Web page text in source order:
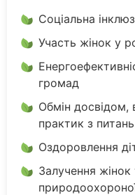
Соціальна
Участь жінок у
громад
Обмін
практик з
Оздоровлення
Залучення